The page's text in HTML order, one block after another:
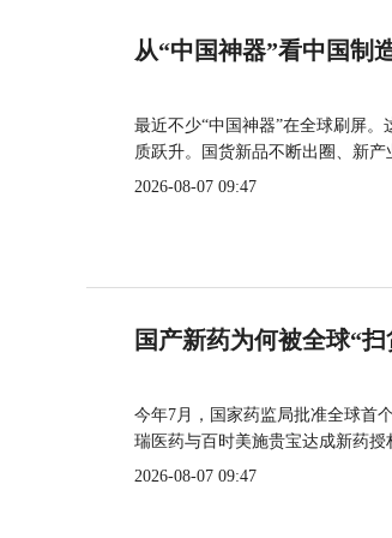
从“中国神器”看中国制
最近不少“中国神器”在全球刷屏
质跃升。国货新品不断出圈、新产
2026-08-07 09:47
国产新药为何被全球“扫
今年7月，国家药监局批准全球首
瑞医药与百时美施贵宝达成新药
2026-08-07 09:47